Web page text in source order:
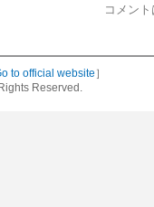
コメン
to official website ］
Reserved.